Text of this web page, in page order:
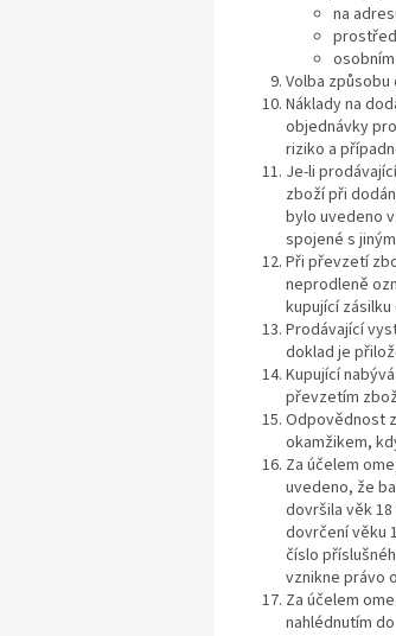
na
Volba
Náklady na
objednávky
riziko a
Je-li
zboží při
bylo uvedeno
spojené s
Při převzetí
neprodleně
kupující
Prodávající
doklad je
Kupující
převzetím
Odpovědnost
okamžikem,
Za účelem
uvedeno, že
dovršila věk
dovrčení věku
číslo
vznikne právo
Za účelem
nahlédnutím